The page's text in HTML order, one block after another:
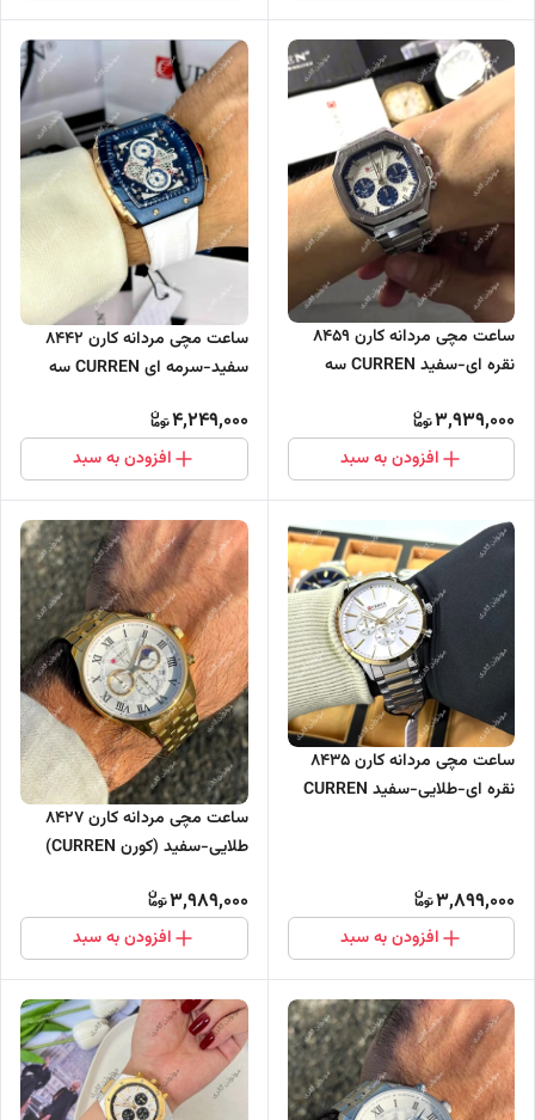
ساعت مچی مردانه کارن 8459
نقره ای-سفید CURREN سه
3,939,000
افزودن به سبد
ساعت مچی مردانه کارن 8442
سفید-سرمه ای CURREN سه
4,249,000
افزودن به سبد
ساعت مچی مردانه کارن 8435
نقره ای-طلایی-سفید CURREN
3,899,000
افزودن به سبد
ساعت مچی مردانه کارن 8427
طلایی-سفید (کورن CURREN)
3,989,000
افزودن به سبد